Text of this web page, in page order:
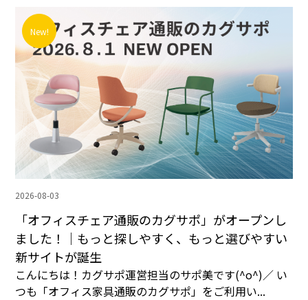
New!
2026-08-03
「オフィスチェア通販のカグサポ」がオープンし
ました！｜もっと探しやすく、もっと選びやすい
新サイトが誕生
こんにちは！カグサポ運営担当のサポ美です(^o^)／ い
つも「オフィス家具通販のカグサポ」をご利用い...